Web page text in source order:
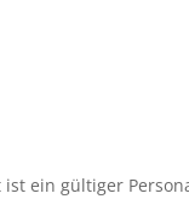
ein gültiger